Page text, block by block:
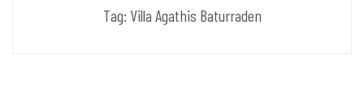
Tag: Villa Agathis Baturraden